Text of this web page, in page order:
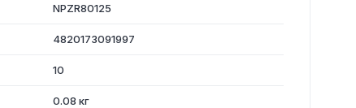
NPZR80125
4820173091997
10
0.08 кг